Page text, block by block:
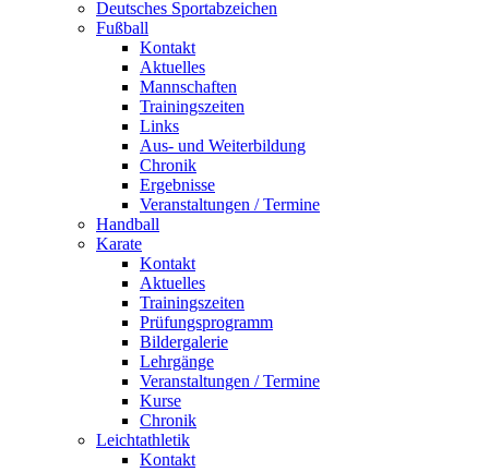
Deutsches Sportabzeichen
Fußball
Kontakt
Aktuelles
Mannschaften
Trainingszeiten
Links
Aus- und Weiterbildung
Chronik
Ergebnisse
Veranstaltungen / Termine
Handball
Karate
Kontakt
Aktuelles
Trainingszeiten
Prüfungsprogramm
Bildergalerie
Lehrgänge
Veranstaltungen / Termine
Kurse
Chronik
Leichtathletik
Kontakt